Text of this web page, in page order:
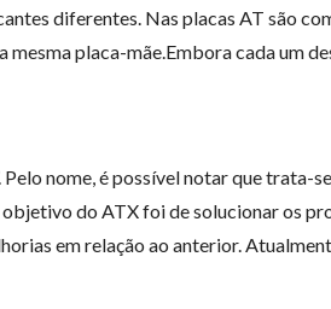
diferentes. Nas placas AT são
placa-mãe.Embora cada um
nome, é possível notar que trata-
do ATX foi de solucionar os
em relação ao anterior.